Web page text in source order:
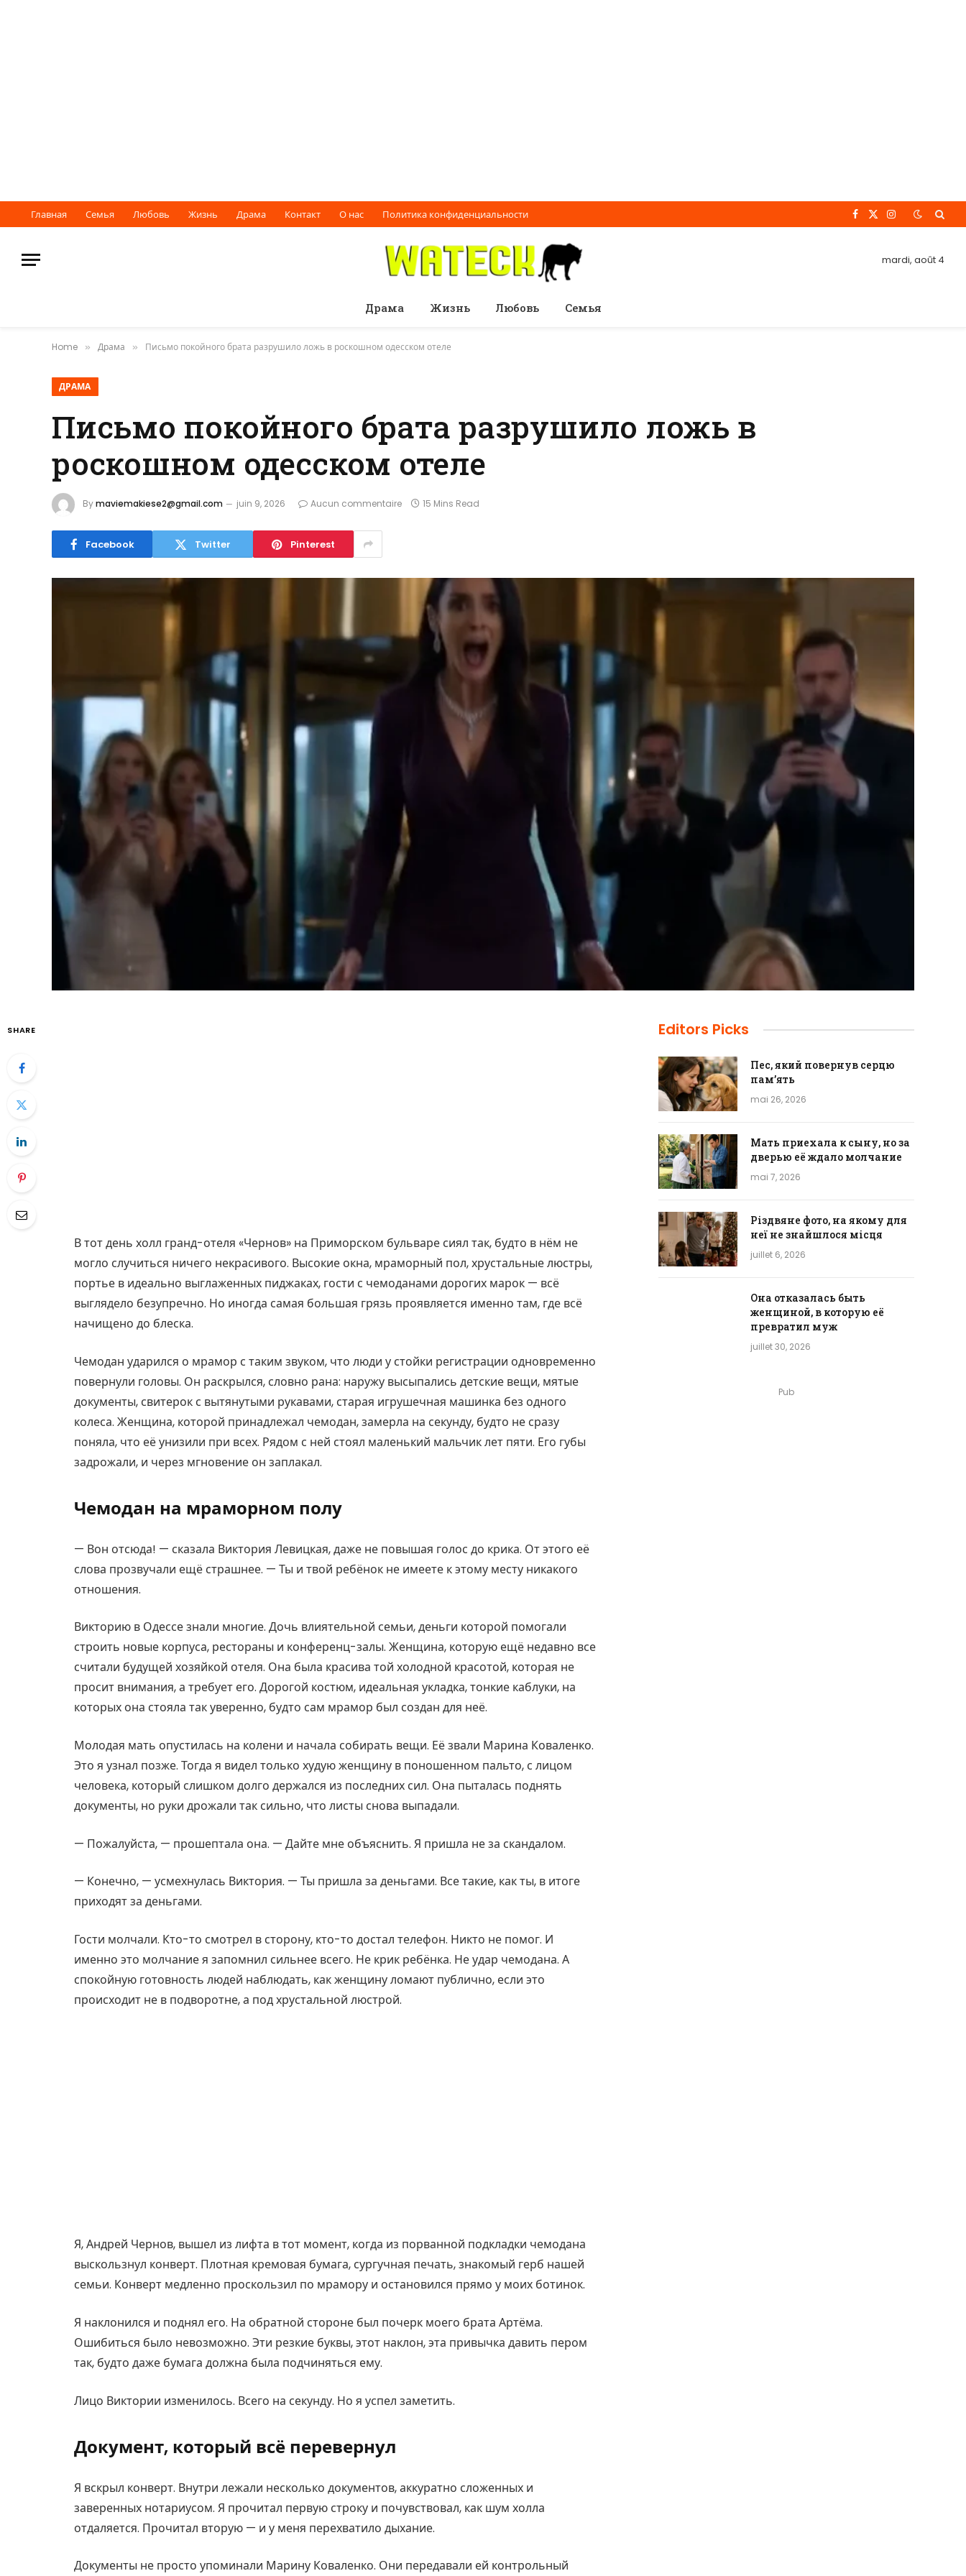
Главная Семья Любовь Жизнь Драма Контакт О нас Политика конфиденциальности Facebook
X
Instagram
mardi, août 4
Драма Жизнь Любовь Семья
Home » Драма » Письмо покойного брата разрушило ложь в роскошном одесском отеле
ДРАМА
Письмо покойного брата разрушило ложь в
роскошном одесском отеле
Bymaviemakiese2@gmail.com juin 9, 2026 Aucun commentaire 15 Mins Read
Facebook Twitter Pinterest
SHARE
В тот день холл гранд-отеля «Чернов» на Приморском бульваре сиял так, будто в нём не
могло случиться ничего некрасивого. Высокие окна, мраморный пол, хрустальные люстры,
портье в идеально выглаженных пиджаках, гости с чемоданами дорогих марок — всё
выглядело безупречно. Но иногда самая большая грязь проявляется именно там, где всё
начищено до блеска.
Чемодан ударился о мрамор с таким звуком, что люди у стойки регистрации одновременно
повернули головы. Он раскрылся, словно рана: наружу высыпались детские вещи, мятые
документы, свитерок с вытянутыми рукавами, старая игрушечная машинка без одного
колеса. Женщина, которой принадлежал чемодан, замерла на секунду, будто не сразу
поняла, что её унизили при всех. Рядом с ней стоял маленький мальчик лет пяти. Его губы
задрожали, и через мгновение он заплакал.
Чемодан на мраморном полу
— Вон отсюда! — сказала Виктория Левицкая, даже не повышая голос до крика. От этого её
слова прозвучали ещё страшнее. — Ты и твой ребёнок не имеете к этому месту никакого
отношения.
Викторию в Одессе знали многие. Дочь влиятельной семьи, деньги которой помогали
строить новые корпуса, рестораны и конференц-залы. Женщина, которую ещё недавно все
считали будущей хозяйкой отеля. Она была красива той холодной красотой, которая не
просит внимания, а требует его. Дорогой костюм, идеальная укладка, тонкие каблуки, на
которых она стояла так уверенно, будто сам мрамор был создан для неё.
Молодая мать опустилась на колени и начала собирать вещи. Её звали Марина Коваленко.
Это я узнал позже. Тогда я видел только худую женщину в поношенном пальто, с лицом
человека, который слишком долго держался из последних сил. Она пыталась поднять
документы, но руки дрожали так сильно, что листы снова выпадали.
— Пожалуйста, — прошептала она. — Дайте мне объяснить. Я пришла не за скандалом.
— Конечно, — усмехнулась Виктория. — Ты пришла за деньгами. Все такие, как ты, в итоге
приходят за деньгами.
Гости молчали. Кто-то смотрел в сторону, кто-то достал телефон. Никто не помог. И
именно это молчание я запомнил сильнее всего. Не крик ребёнка. Не удар чемодана. А
спокойную готовность людей наблюдать, как женщину ломают публично, если это
происходит не в подворотне, а под хрустальной люстрой.
Я, Андрей Чернов, вышел из лифта в тот момент, когда из порванной подкладки чемодана
выскользнул конверт. Плотная кремовая бумага, сургучная печать, знакомый герб нашей
семьи. Конверт медленно проскользил по мрамору и остановился прямо у моих ботинок.
Я наклонился и поднял его. На обратной стороне был почерк моего брата Артёма.
Ошибиться было невозможно. Эти резкие буквы, этот наклон, эта привычка давить пером
так, будто даже бумага должна была подчиняться ему.
Лицо Виктории изменилось. Всего на секунду. Но я успел заметить.
Документ, который всё перевернул
Я вскрыл конверт. Внутри лежали несколько документов, аккуратно сложенных и
заверенных нотариусом. Я прочитал первую строку и почувствовал, как шум холла
отдаляется. Прочитал вторую — и у меня перехватило дыхание.
Документы не просто упоминали Марину Коваленко. Они передавали ей контрольный
Editors Picks
Пес, який повернув серцю
пам’ять
mai 26, 2026
Мать приехала к сыну, но за
дверью её ждало молчание
mai 7, 2026
Різдвяне фото, на якому для
неї не знайшлося місця
juillet 6, 2026
Она отказалась быть
женщиной, в которую её
превратил муж
juillet 30, 2026
Pub